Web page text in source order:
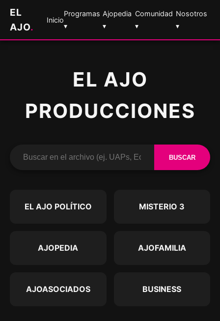
EL
AJO.
Inicio
Programas
▾
Ajopedia
▾
Comunidad
▾
Nosotros
▾
EL AJO
PRODUCCIONES
BUSCAR
EL AJO POLÍTICO MISTERIO 3
AJOPEDIA AJOFAMILIA
AJOASOCIADOS BUSINESS